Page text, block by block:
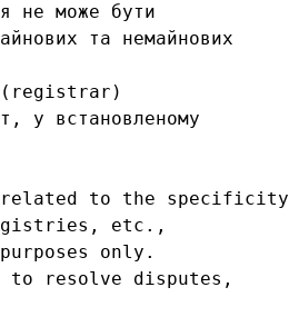
не може бути
та немайнових
(registrar)
у встановленому
related to the specificity
etc.,
only.
to resolve disputes,